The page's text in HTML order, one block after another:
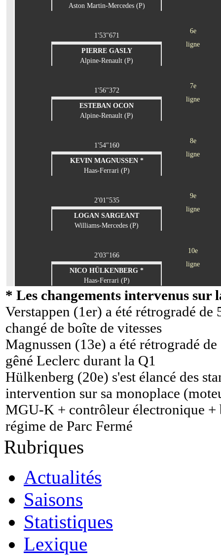
Aston Martin-Mercedes (P)
6e
ligne
1'53"671
PIERRE GASLY
Alpine-Renault (P)
7e
ligne
1'56"372
ESTEBAN OCON
Alpine-Renault (P)
8e
ligne
1'54"160
KEVIN MAGNUSSEN *
Haas-Ferrari (P)
9e
ligne
2'01"535
LOGAN SARGEANT
Williams-Mercedes (P)
10e
ligne
2'03"166
NICO HÜLKENBERG *
Haas-Ferrari (P)
* Les changements intervenus sur
Verstappen (1er) a été rétrogradé de
changé de boîte de vitesses
Magnussen (13e) a été rétrogradé
gêné Leclerc durant la Q1
Hülkenberg (20e) s'est élancé des
intervention sur sa monoplace
MGU-K + contrôleur électronique +
régime de Parc Fermé
Rubriques
Actualités
Saisons
Statistiques
Lexique